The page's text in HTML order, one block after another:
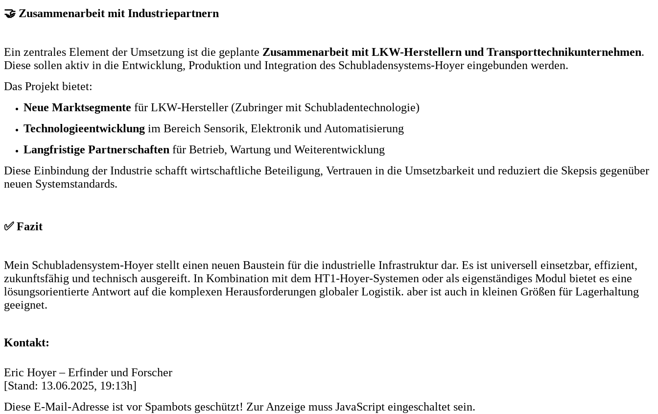
🤝 Zusammenarbeit mit Industriepartnern
Ein zentrales Element der Umsetzung ist die geplante Zusammenarbeit mit LKW-Herstellern und Transporttechnikunternehmen.
Diese sollen aktiv in die Entwicklung, Produktion und Integration des Schubladensystems-Hoyer eingebunden werden.
Das Projekt bietet:
Neue Marktsegmente für LKW-Hersteller (Zubringer mit Schubladentechnologie)
Technologieentwicklung im Bereich Sensorik, Elektronik und Automatisierung
Langfristige Partnerschaften für Betrieb, Wartung und Weiterentwicklung
Diese Einbindung der Industrie schafft wirtschaftliche Beteiligung, Vertrauen in die Umsetzbarkeit und reduziert die Skepsis gegenüber
neuen Systemstandards.
✅ Fazit
Mein Schubladensystem-Hoyer stellt einen neuen Baustein für die industrielle Infrastruktur dar. Es ist universell einsetzbar, effizient,
zukunftsfähig und technisch ausgereift. In Kombination mit dem HT1-Hoyer-Systemen oder als eigenständiges Modul bietet es eine
lösungsorientierte Antwort auf die komplexen Herausforderungen globaler Logistik. aber ist auch in kleinen Größen für Lagerhaltung
geeignet.
Kontakt:
Eric Hoyer – Erfinder und Forscher
[Stand: 13.06.2025, 19:13h]
Diese E-Mail-Adresse ist vor Spambots geschützt! Zur Anzeige muss JavaScript eingeschaltet sein.